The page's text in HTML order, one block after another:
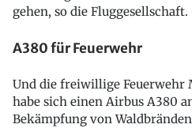
gehen, so die Fluggesellschaft.
A380 für Feuerwehr
Und die freiwillige Feuerwehr
habe sich einen Airbus A380
Bekämpfung von